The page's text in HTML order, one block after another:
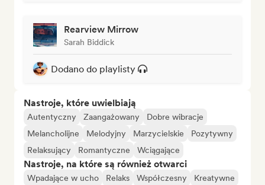
Rearview Mirrow
Sarah Biddick
Dodano do playlisty
Nastroje, które uwielbiają
Autentyczny Zaangażowany
Dobre wibracje
Melancholijne
Melodyjny Marzycielskie
Pozytywny
Relaksujący
Romantyczne Wciągające
Nastroje, na które są również otwarci
Wpadające w ucho Relaks Współczesny
Kreatywne